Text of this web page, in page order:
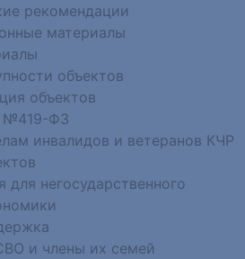
рекомендации
материалы
объектов
объектов
№419-ФЗ
инвалидов и ветеранов КЧР
негосударственного
и члены их семей